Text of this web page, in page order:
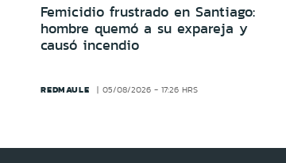
Femicidio frustrado en Santiago:
hombre quemó a su expareja y
causó incendio
REDMAULE 05/08/2026 - 17:26 HRS